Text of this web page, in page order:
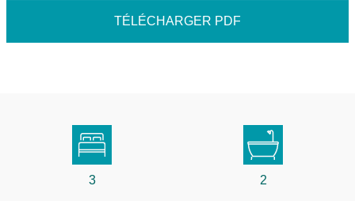
TÉLÉCHARGER PDF
3 2